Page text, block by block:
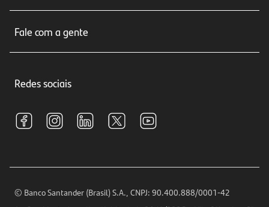
Seguros
Crédito e Financiamentos
Investimentos
Relações com Investidores
Fale com a gente
Central de Renegociação
S.A.C
Encontre nossas agências
Horários de Atendimento
Redes sociais
© Banco Santander (Brasil) S.A., CNPJ: 90.400.888/0001-42